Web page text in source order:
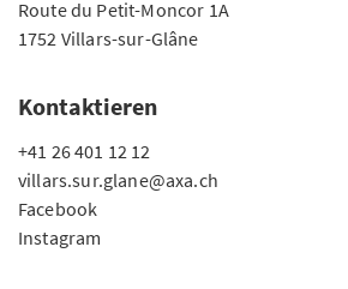
Route du Petit-Moncor 1A
1752 Villars-sur-Glâne
Kontaktieren
+41 26 401 12 12
villars.sur.glane@axa.ch
Facebook
Instagram